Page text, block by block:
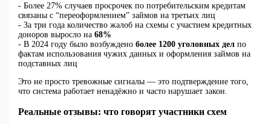
- Более 27% случаев просрочек по потребительским кредитам
связаны с “переоформлением” займов на третьих лиц
- За три года количество жалоб на схемы с участием кредитных
доноров выросло на 68%
- В 2024 году было возбуждено более 1200 уголовных делпо
фактам использования чужих данных и оформления займов на
подставных лиц
Это не просто тревожные сигналы — это подтверждение того,
что система работает ненадёжно и часто нарушает закон.
Реальные отзывы: что говорят участники схем